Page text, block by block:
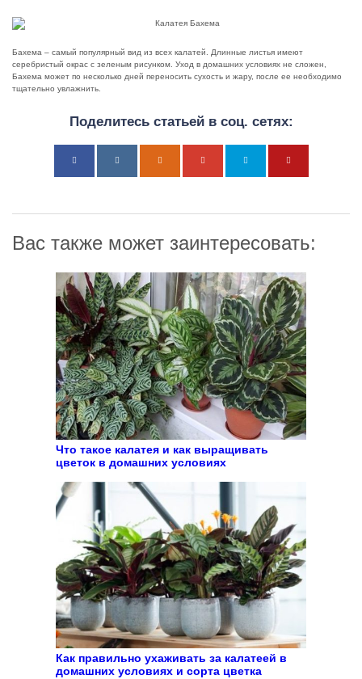
Бахема – самый популярный вид из всех калатей. Длинные листья имеют
серебристый окрас с зеленым рисунком. Уход в домашних условиях не сложен,
Бахема может по несколько дней переносить сухость и жару, после ее необходимо
тщательно увлажнить.
Поделитесь статьей в соц. сетях:
Вас также может заинтересовать:
Что такое калатея и как выращивать
цветок в домашних условиях
Как правильно ухаживать за калатеей в
домашних условиях и сорта цветка